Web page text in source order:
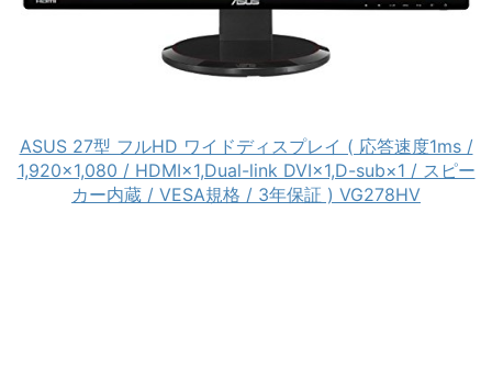
ASUS 27型 フルHD ワイドディスプレイ ( 応答速度1ms /
1,920×1,080 / HDMI×1,Dual-link DVI×1,D-sub×1 / スピー
カー内蔵 / VESA規格 / 3年保証 ) VG278HV